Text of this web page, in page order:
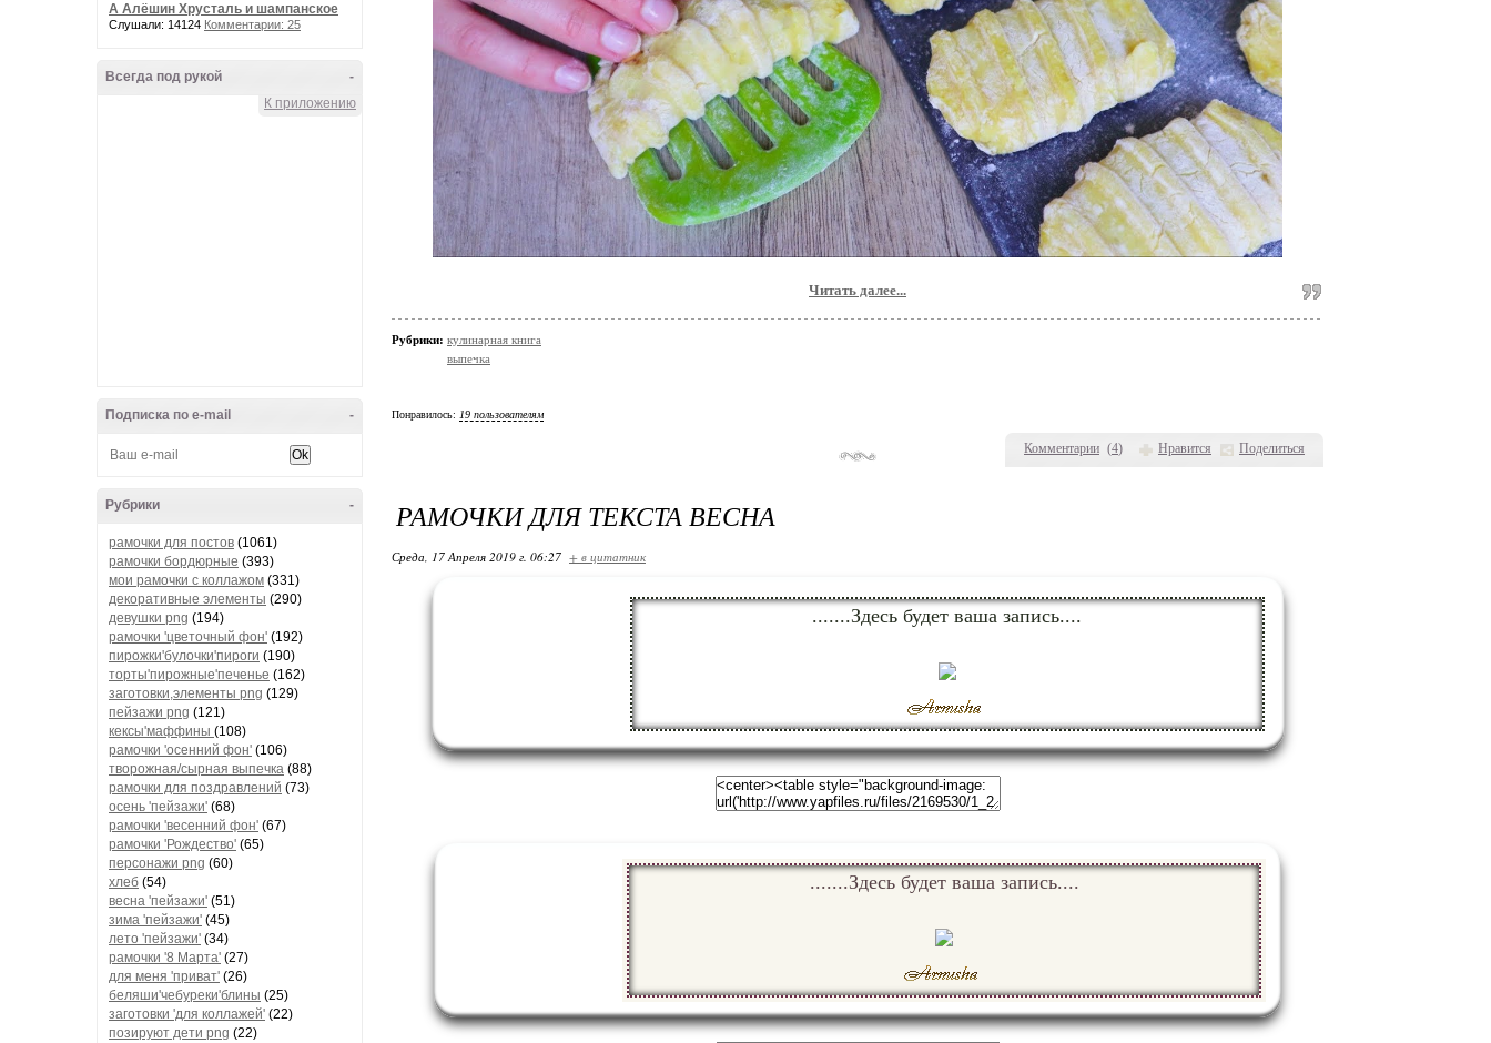
А Алёшин Хрусталь и шампанское
Слушали: 14124 Комментарии: 25
-
Всегда под рукой
К приложению
-
Подписка по e-mail
-
Рубрики
рамочки для постов (1061)
рамочки бордюрные (393)
мои рамочки с коллажом (331)
декоративные элементы (290)
девушки png (194)
рамочки 'цветочный фон' (192)
пирожки'булочки'пироги (190)
торты'пирожные'печенье (162)
заготовки,элементы png (129)
пейзажи png (121)
кексы'маффины (108)
рамочки 'осенний фон' (106)
творожная/сырная выпечка (88)
рамочки для поздравлений (73)
осень 'пейзажи' (68)
рамочки 'весенний фон' (67)
рамочки 'Рождество' (65)
персонажи png (60)
хлеб (54)
весна 'пейзажи' (51)
зима 'пейзажи' (45)
лето 'пейзажи' (34)
рамочки '8 Марта' (27)
для меня 'приват' (26)
беляши'чебуреки'блины (25)
заготовки 'для коллажей' (22)
позируют дети png (22)
Комментарии (4) Нравится Поделиться
Читать далее...
Рубрики: кулинарная книга
выпечка
Понравилось: 19 пользователям
РАМОЧКИ ДЛЯ ТЕКСТА ВЕСНА
Среда, 17 Апреля 2019 г. 06:27 + в цитатник
.......Здесь будет ваша запись....
.......Здесь будет ваша запись....